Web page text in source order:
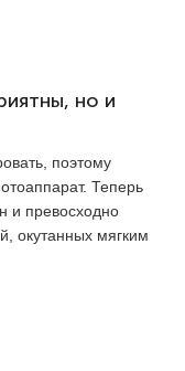
но и
поэтому
Теперь
и превосходно
окутанных мягким